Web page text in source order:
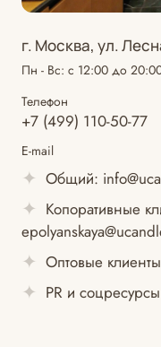
г. Москва, ул.
Пн - Вс: с 12:00 до
Телефон
+7 (499) 110-50-77
E-mail
Общий:
Копоративные
Оптовые
PR и